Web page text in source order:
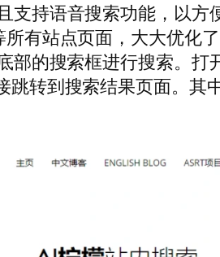
持语音搜索功能，以方
有站点页面，大大优化
部的搜索框进行搜索。
跳转到搜索结果页面。其